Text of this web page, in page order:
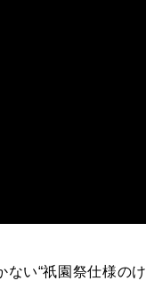
い“祇園祭仕様のけ